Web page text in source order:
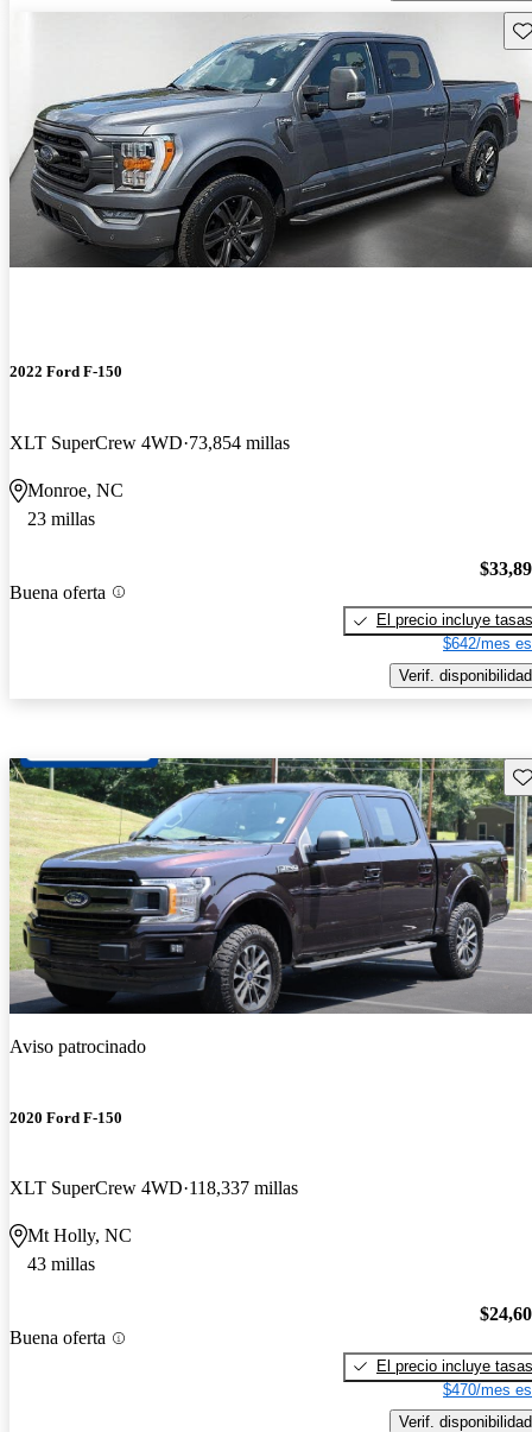
2022 Ford F-150
XLT SuperCrew 4WD 73,854 millas
Monroe, NC
23 millas
Buena oferta
El precio incluye tasas
$642/mes
Verif. disponibilidad
Aviso patrocinado
2020 Ford F-150
XLT SuperCrew 4WD 118,337 millas
Mt Holly, NC
43 millas
Buena oferta
El precio incluye tasas
$470/mes
Verif. disponibilidad